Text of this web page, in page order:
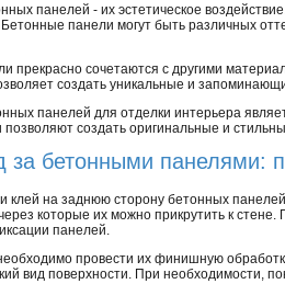
панелей - их эстетическое
панели могут быть различных
прекрасно сочетаются с другими
создать уникальные и
панелей для отделки интерьера
создать оригинальные и
за бетонными панелями:
клей на заднюю сторону бетонных
которые их можно прикрутить к
панелей.
провести их финишную
вид поверхности. При необходимости,